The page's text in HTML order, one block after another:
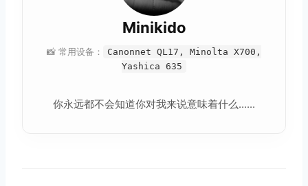
Minikido
📸 常用设备：
Canonnet QL17, Minolta X700,
Yashica 635
你永远都不会知道你对我来说意味着什么......